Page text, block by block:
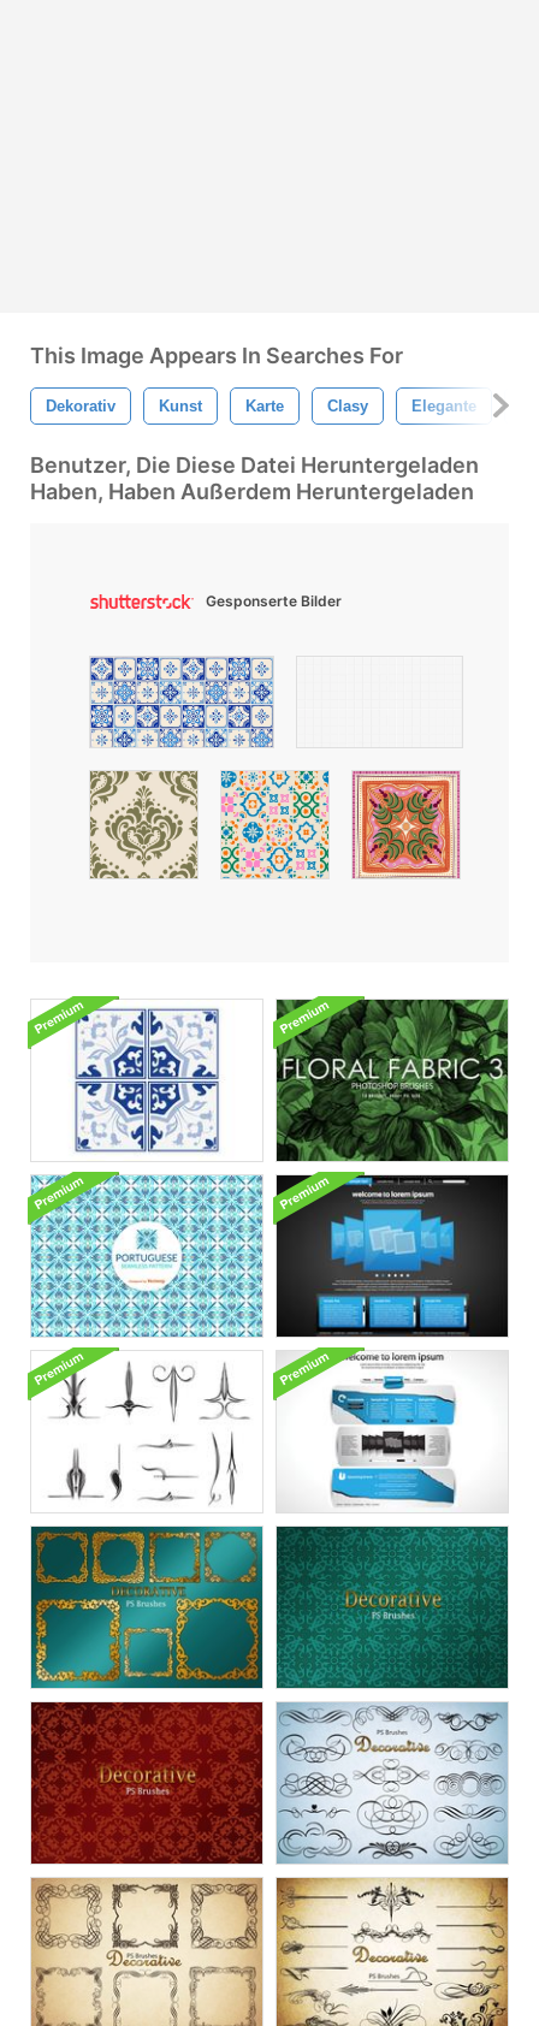
This Image Appears In Searches For
Dekorativ Kunst Karte Clasy Elegante
Benutzer, Die Diese Datei Heruntergeladen
Haben, Haben Außerdem Heruntergeladen
Gesponserte Bilder